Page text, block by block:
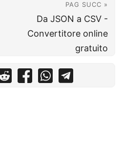
PAG SUCC »
Da JSON a CSV -
Convertitore online
gratuito